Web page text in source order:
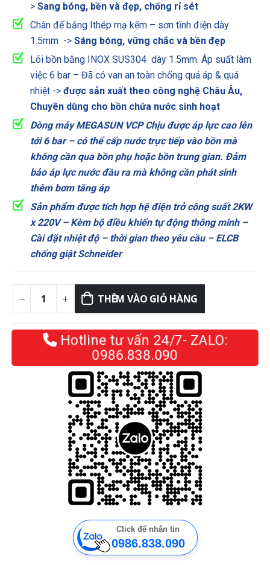
> Sang bóng, bền và đẹp, chống rỉ sét
Chân đế bằng Ithép mạ kẽm – sơn tĩnh điện dày
1.5mm -> Sáng bóng, vững chắc và bền đẹp
Lõi bồn bằng INOX SUS304 dày 1.5mm. Áp suất làm
việc 6 bar – Đã có van an toàn chống quá áp & quá
nhiệt -> được sản xuất theo công nghệ Châu Âu,
Chuyên dùng cho bồn chứa nước sinh hoạt
Dòng máy MEGASUN VCP Chịu được áp lực cao lên
tới 6 bar – có thể cấp nước trực tiếp vào bồn mà
không cần qua bồn phụ hoặc bồn trung gian. Đảm
bảo áp lực nước đầu ra mà không cần phát sinh
thêm bơm tăng áp
Sản phẩm được tích hợp hệ điện trở công suất 2KW
x 220V – Kèm bộ điều khiển tự động thông minh –
Cài đặt nhiệt độ – thời gian theo yêu cầu – ELCB
chống giật Schneider
THÊM VÀO GIỎ HÀNG
Hotline tư vấn 24/7- ZALO:
0986.838.090
Click để nhắn tin
0986.838.090